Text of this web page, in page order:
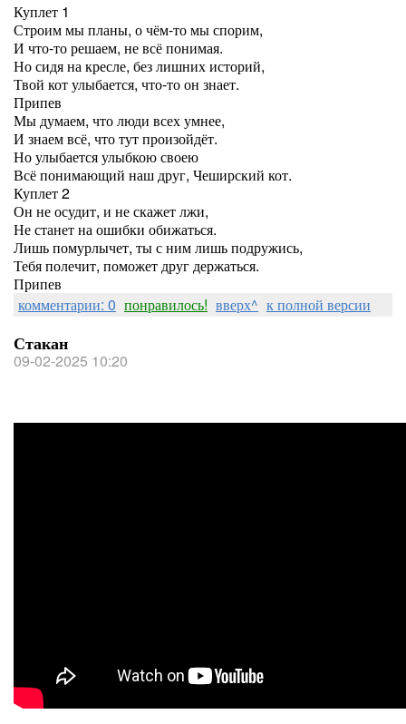
Куплет 1
Строим мы планы, о чём-то мы спорим,
И что-то решаем, не всё понимая.
Но сидя на кресле, без лишних историй,
Твой кот улыбается, что-то он знает.
Припев
Мы думаем, что люди всех умнее,
И знаем всё, что тут произойдёт.
Но улыбается улыбкою своею
Всё понимающий наш друг, Чеширский кот.
Куплет 2
Он не осудит, и не скажет лжи,
Не станет на ошибки обижаться.
Лишь помурлычет, ты с ним лишь подружись,
Тебя полечит, поможет друг держаться.
Припев
комментарии: 0 понравилось! вверх^ к полной версии
Стакан
09-02-2025 10:20